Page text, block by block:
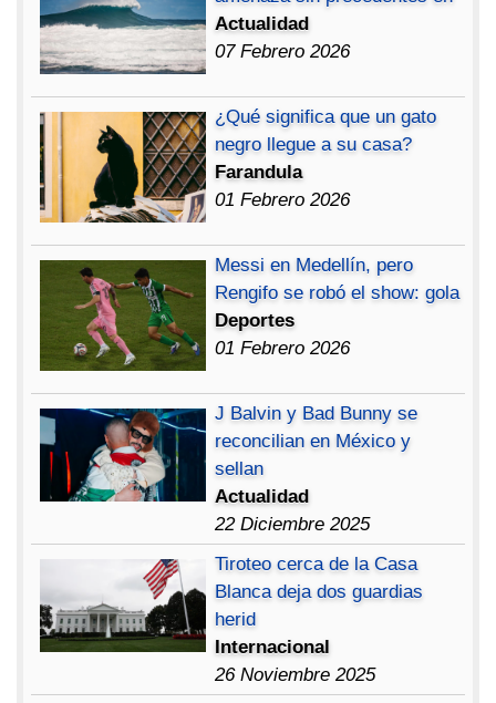
Actualidad
07 Febrero 2026
¿Qué significa que un gato
negro llegue a su casa?
Farandula
01 Febrero 2026
Messi en Medellín, pero
Rengifo se robó el show: gola
Deportes
01 Febrero 2026
J Balvin y Bad Bunny se
reconcilian en México y
sellan
Actualidad
22 Diciembre 2025
Tiroteo cerca de la Casa
Blanca deja dos guardias
herid
Internacional
26 Noviembre 2025